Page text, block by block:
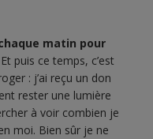
matin pour
puis ce temps, c’est
: j’ai reçu un don
rester une lumière
à voir combien je
moi. Bien sûr je ne